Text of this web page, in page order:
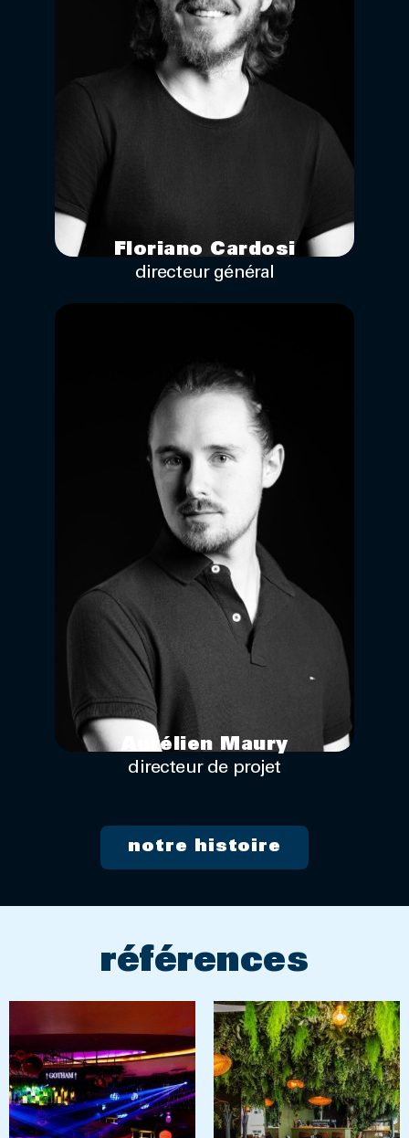
Floriano Cardosi
directeur général
Aurélien Maury
directeur de projet
notre histoire
références